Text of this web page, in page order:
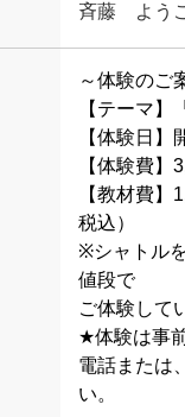
斉藤 よう
～体験のご
【テーマ】
【体験日
【体験費】
【教材費
税込）
※シャトル
値段で
ご体験して
★体験は事
電話または
い。